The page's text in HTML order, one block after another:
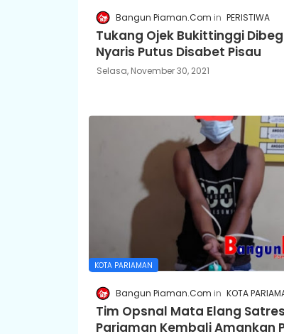
Bangun Piaman.Com PERISTIWA
Tukang Ojek Bukittinggi
Nyaris Putus Disabet Pisau
Selasa, November 30, 2021
KOTA PARIAMAN
Bangun Piaman.Com KOTA
Tim Opsnal Mata Elang
Pariaman Kembali Amankan